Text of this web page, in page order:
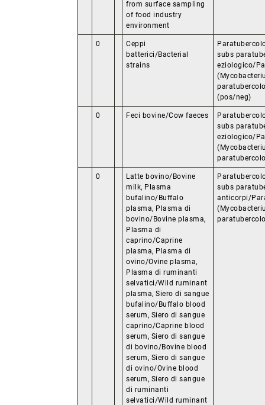
from surface sampling
of food industry
environment
0
Ceppi
batterici/Bacterial
strains
subs
eziologico/
(pos/neg)
0 Feci bovine/Cow faeces
subs
eziologico/
0
Latte bovino/Bovine
milk, Plasma
bufalino/Buffalo
plasma, Plasma di
bovino/Bovine plasma,
Plasma di
caprino/Caprine
plasma, Plasma di
ovino/Ovine plasma,
Plasma di ruminanti
selvatici/Wild ruminant
plasma, Siero di sangue
bufalino/Buffalo blood
serum, Siero di sangue
caprino/Caprine blood
serum, Siero di sangue
di bovino/Bovine blood
serum, Siero di sangue
di ovino/Ovine blood
serum, Siero di sangue
di ruminanti
selvatici/Wild ruminant
subs
anticorpi/